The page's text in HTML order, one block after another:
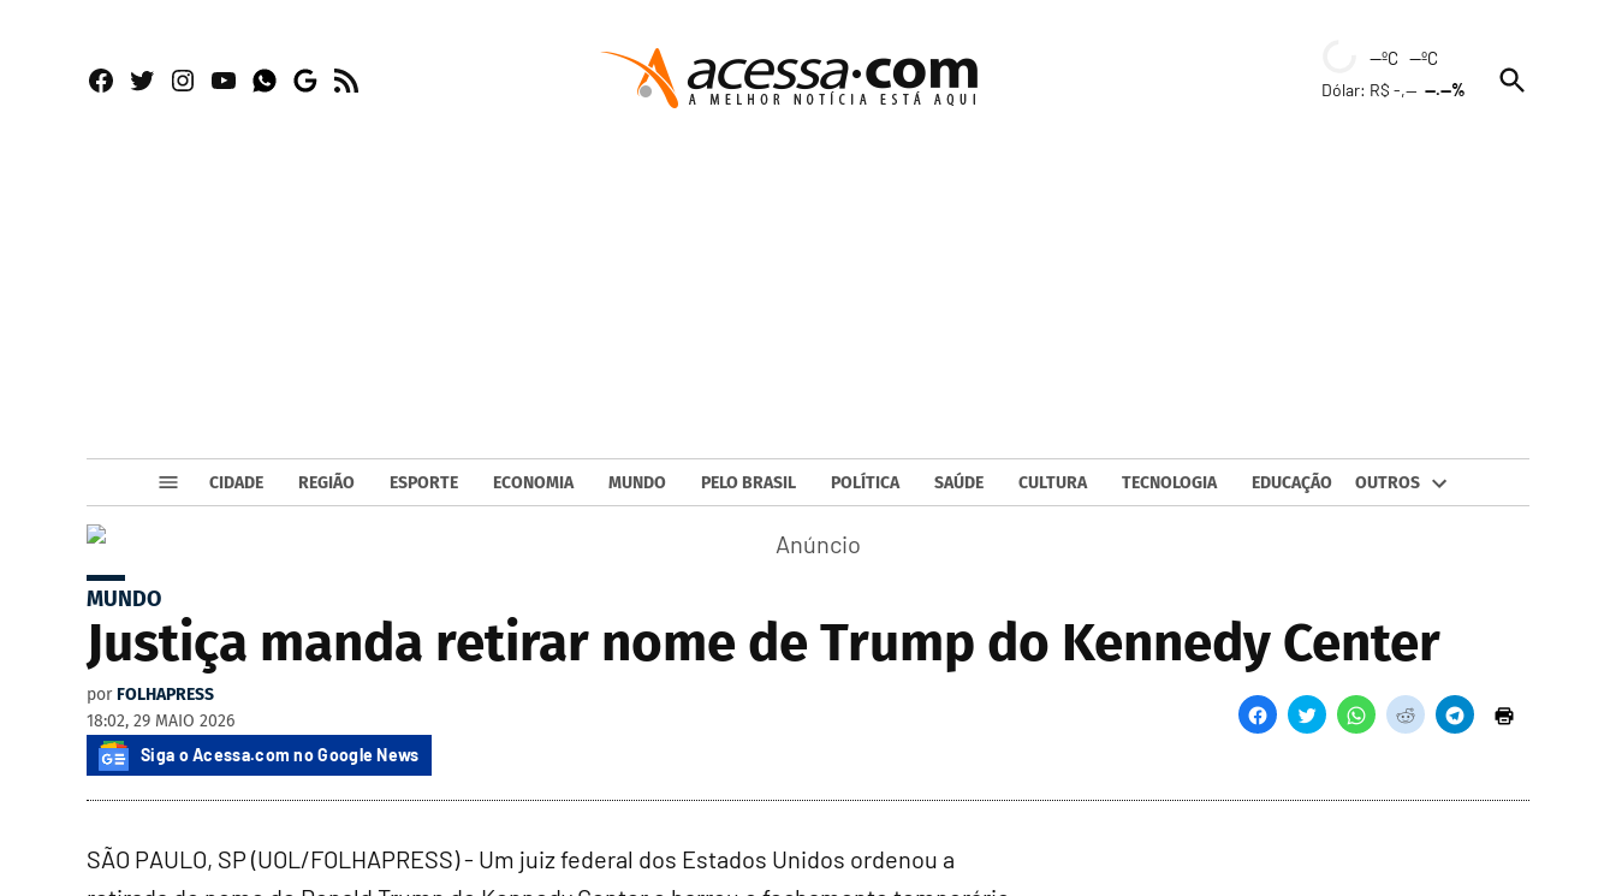
Facebook
TwitterInstagram
YouTubeWhatsapp
Google
RSS
--ºC --ºC
Dólar: R$ -,----.--%
Open
Search
CIDADE REGIÃO ESPORTE ECONOMIA MUNDO PELO BRASIL POLÍTICA SAÚDE CULTURA TECNOLOGIA EDUCAÇÃO OUTROS
MUNDO
Justiça manda retirar nome de Trump do Kennedy Center
por FOLHAPRESS
18:02, 29 MAIO 2026
Siga o Acessa.com no Google News
SÃO PAULO, SP (UOL/FOLHAPRESS) - Um juiz federal dos Estados Unidos ordenou a